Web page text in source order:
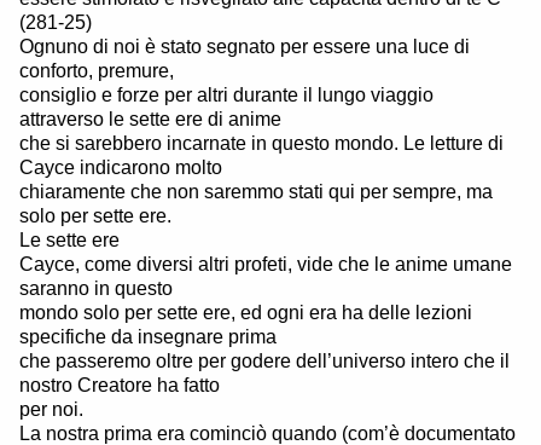
(281-25)
Ognuno di noi è stato segnato per essere una luce di
conforto, premure,
consiglio e forze per altri durante il lungo viaggio
attraverso le sette ere di anime
che si sarebbero incarnate in questo mondo. Le letture di
Cayce indicarono molto
chiaramente che non saremmo stati qui per sempre, ma
solo per sette ere.
Le sette ere
Cayce, come diversi altri profeti, vide che le anime umane
saranno in questo
mondo solo per sette ere, ed ogni era ha delle lezioni
specifiche da insegnare prima
che passeremo oltre per godere dell’universo intero che il
nostro Creatore ha fatto
per noi.
La nostra prima era cominciò quando (com’è documentato